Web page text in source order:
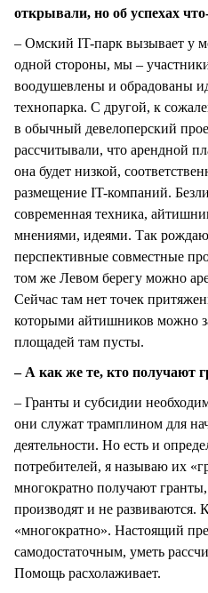
открывали, но об успехах
– Омский IT-парк вызывает у
одной стороны, мы –
воодушевлены и обрадованы
технопарка. С другой, к
в обычный девелоперский
рассчитывали, что арендной
она будет низкой,
размещение IT-компаний.
современная техника,
мнениями, идеями. Так
перспективные совместные
том же Левом берегу можно
Сейчас там нет точек
которыми айтишников можно
площадей там пусты.
– А как же те, кто получают
– Гранты и субсидии
они служат трамплином для
деятельности. Но есть и
потребителей, я называю их
многократно получают
производят и не развиваются.
«многократно». Настоящий
самодостаточным, уметь
Помощь расхолаживает.